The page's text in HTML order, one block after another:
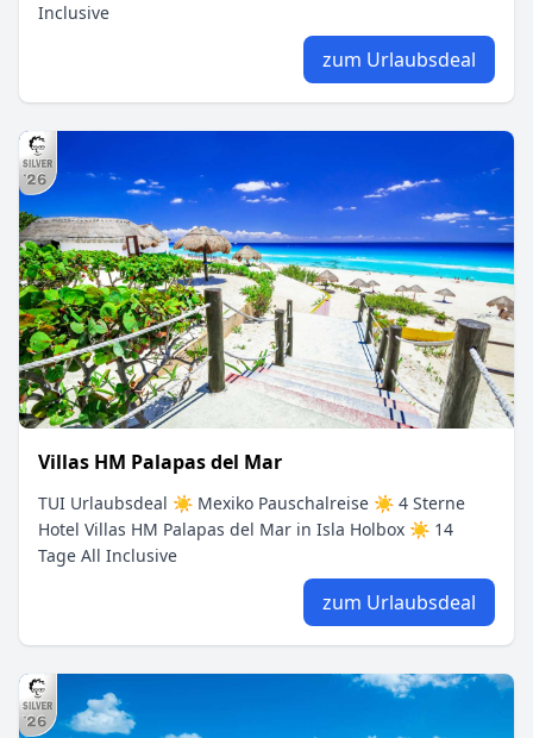
Inclusive
zum Urlaubsdeal
Villas HM Palapas del Mar
TUI Urlaubsdeal ☀ Mexiko Pauschalreise ☀ 4 Sterne
Hotel Villas HM Palapas del Mar in Isla Holbox ☀ 14
Tage All Inclusive
zum Urlaubsdeal